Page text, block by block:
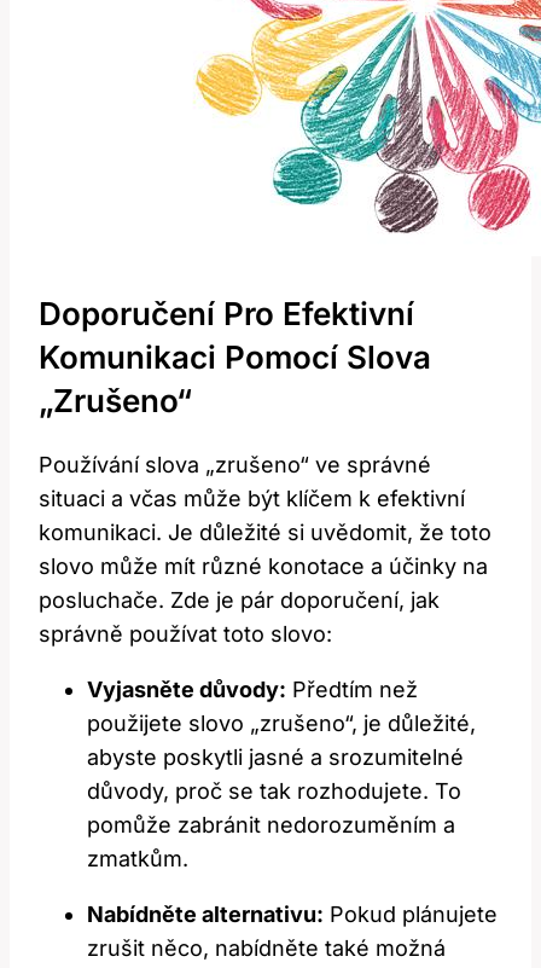
Doporučení Pro Efektivní
Komunikaci Pomocí Slova
„zrušeno“
Používání slova „zrušeno“ ve správné
situaci a včas může být klíčem k efektivní
komunikaci. Je důležité si uvědomit, že toto
slovo může mít různé konotace a účinky na
posluchače. Zde je pár doporučení, jak
správně používat toto slovo:
Vyjasněte důvody: Předtím než
použijete slovo „zrušeno“, je důležité,
abyste poskytli jasné a srozumitelné
důvody, proč se tak rozhodujete. To
pomůže zabránit nedorozuměním a
zmatkům.
Nabídněte alternativu: Pokud plánujete
zrušit něco, nabídněte také možná